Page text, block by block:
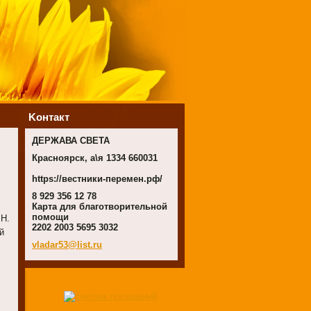
Koнтакт
ДЕРЖАВА СВЕТА
Красноярск, а\я 1334 660031
https://вестники-перемен.рф/
8 929 356 12 78
Карта для благотворительной
помощи
2202 2003 5695 3032
vladar53@list.ru